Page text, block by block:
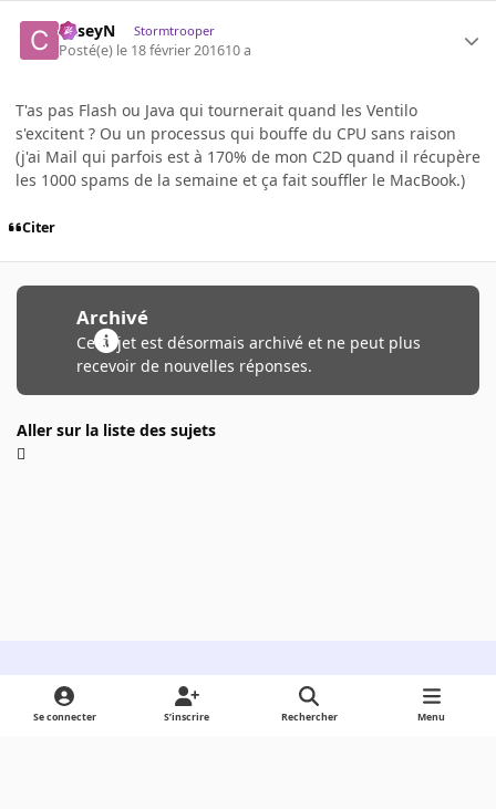
CaseyN Stormtrooper
Posté(e) le 18 février 201610 a
T'as pas Flash ou Java qui tournerait quand les Ventilo
s'excitent ? Ou un processus qui bouffe du CPU sans raison
(j'ai Mail qui parfois est à 170% de mon C2D quand il récupère
les 1000 spams de la semaine et ça fait souffler le MacBook.)
Citer
Archivé
Ce sujet est désormais archivé et ne peut plus
recevoir de nouvelles réponses.
Aller sur la liste des sujets
Light ModeDark ModeSystem Preference
Se connecter S’inscrire Rechercher Menu